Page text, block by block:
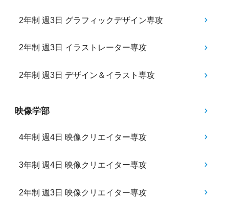
2年制 週3日 グラフィックデザイン専攻
2年制 週3日 イラストレーター専攻
2年制 週3日 デザイン＆イラスト専攻
映像学部
4年制 週4日 映像クリエイター専攻
3年制 週4日 映像クリエイター専攻
2年制 週3日 映像クリエイター専攻